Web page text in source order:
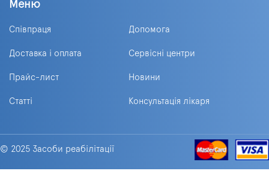
Меню
Співпраця Допомога
Доставка і оплата Сервісні центри
Прайс-лист Новини
Статті Консультація лікаря
© 2025 Засоби реабілітації